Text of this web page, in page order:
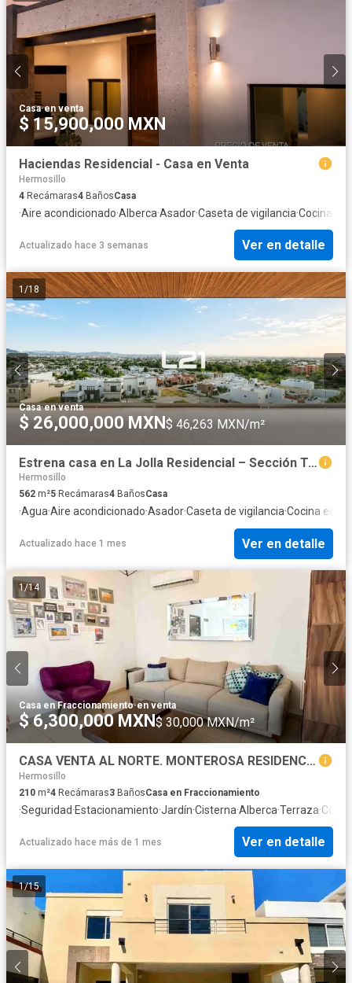
Casa·en venta
$ 15,900,000 MXN
Haciendas Residencial - Casa en Venta
Hermosillo
4 Recámaras4 BañosCasa
·Aire acondicionado·Alberca·Asador·Caseta de vigilancia·Cocina
Actualizado hace 3 semanas Ver en detalle
1 /18
Casa·en venta
$ 26,000,000 MXN$ 46,263 MXN/m²
Estrena casa en La Jolla Residencial – Sección Turquesas
Hermosillo
562 m²5 Recámaras4 BañosCasa
·Agua·Aire acondicionado·Asador·Caseta de vigilancia·Cocina
Actualizado hace 1 mes Ver en detalle
1/14
Casa en Fraccionamiento·en venta
$ 6,300,000 MXN$ 30,000 MXN/m²
CASA VENTA AL NORTE. MONTEROSA RESIDENCIAL. 4 HABITACIONES
Hermosillo
210 m²4 Recámaras3 BañosCasa en Fraccionamiento
·Seguridad·Estacionamiento·Jardín·Cisterna·Alberca·Terraza·
Actualizado hace más de 1 mes Ver en detalle
1/15